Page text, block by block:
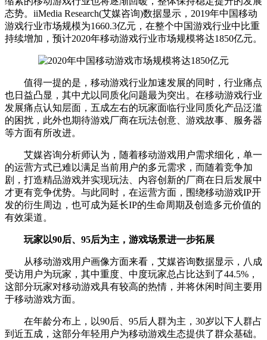
态势。iiMedia Research(艾媒咨询)数据显示，2019年中国移动
游戏行业市场规模为1660.3亿元，在整个中国游戏行业中比重
持续增加，预计2020年移动游戏行业市场规模将达1850亿元。
值得一提的是，移动游戏行业加速发展的同时，行业痛点
也日益凸显，其中尤以同质化问题最为突出。在移动游戏行业
发展痛点认知层面，五成左右的玩家面临行业同质化产品泛滥
的困扰，此外也期待游戏厂商在玩法创意、游戏故事、服务器
等方面有所改进。
艾媒咨询分析师认为，随着移动游戏用户需求细化，单一
的运营方式已难以满足当前用户的多元需求，而随着竞争加
剧，打造精品游戏并实现玩法、内容创新的厂商在日后发展中
才更有竞争优势。与此同时，在运营方面，围绕移动游戏IP开
发的衍生周边，也可成为延长IP的生命周期及创造多元价值的
有效渠道。
玩家以90后、95后为主，游戏场景进一步拓展
从移动游戏用户画像方面来看，艾媒咨询数据显示，八成
受访用户为玩家，其中重度、中度玩家总占比达到了44.5%，
这部分玩家对移动游戏具有较高的热情，并将休闲时间主要用
于移动游戏方面。
在年龄分布上，以90后、95后人群为主，30岁以下人群占
到近五成，这部分年轻用户为移动游戏生态提供了群众基础。